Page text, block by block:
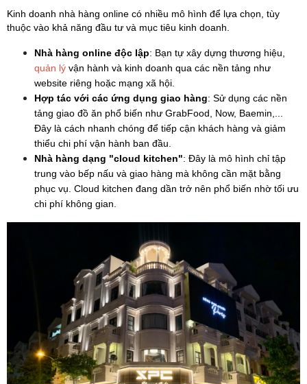
Kinh doanh nhà hàng online có nhiều mô hình để lựa chọn, tùy
thuộc vào khả năng đầu tư và mục tiêu kinh doanh.
Nhà hàng online độc lập
quản lý vận hành và kinh doanh qua các nền tảng như
website riêng hoặc mạng xã hội.
Hợp tác với các ứng dụng giao hàng: Sử dụng các nền
tảng giao đồ ăn phổ biến như GrabFood, Now, Baemin,...
Đây là cách nhanh chóng để tiếp cận khách hàng và giảm
thiểu chi phí vận hành ban đầu.
Nhà hàng dạng "cloud kitchen": Đây là mô hình chỉ tập
trung vào bếp nấu và giao hàng mà không cần mặt bằng
phục vụ. Cloud kitchen đang dần trở nên phổ biến nhờ tối ưu
chi phí không gian.